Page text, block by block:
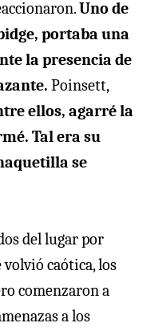
Uno de
portaba una
la presencia de
Poinsett,
ellos, agarré la
Tal era su
se
del lugar por
caótica, los
comenzaron a
a los